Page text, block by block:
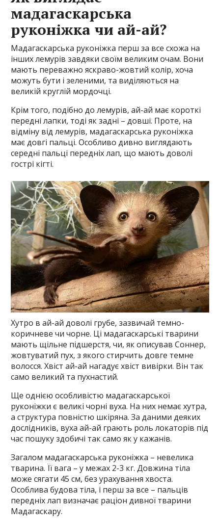
мадагаскарська
руконіжка чи ай-ай?
Мадагаскарська руконіжка перш за все схожа на
інших лемурів завдяки своїм великим очам. Вони
мають переважно яскраво-жовтий колір, хоча
можуть бути і зеленими, та виділяються на
великій круглій мордочці.
Крім того, подібно до лемурів, ай-ай має короткі
передні лапки, тоді як задні – довші. Проте, на
відміну від лемурів, мадагаскарська руконіжка
має довгі пальці. Особливо дивно виглядають
середні пальці передніх лап, що мають доволі
гострі кігті.
Хутро в ай-ай доволі грубе, зазвичай темно-
коричневе чи чорне. Ці мадагаскарські тварини
мають щільне підшерстя, чи, як описував Соннер,
жовтуватий пух, з якого стирчить довге темне
волосся. Хвіст ай-ай нагадує хвіст вивірки. Він так
само великий та пухнастий.
Ще однією особливістю мадагаскарської
руконіжки є великі чорні вуха. На них немає хутра,
а структура повністю шкіряна. За даними деяких
дослідників, вуха ай-ай грають роль локаторів під
час пошуку здобичі так само як у кажанів.
Загалом мадагаскарська руконіжка – невелика
тварина. Її вага – у межах 2-3 кг. Довжина тіла
може сягати 45 см, без урахування хвоста.
Особлива будова тіла, і перш за все – пальців
передніх лап визначає раціон дивної тварини
Мадагаскару.